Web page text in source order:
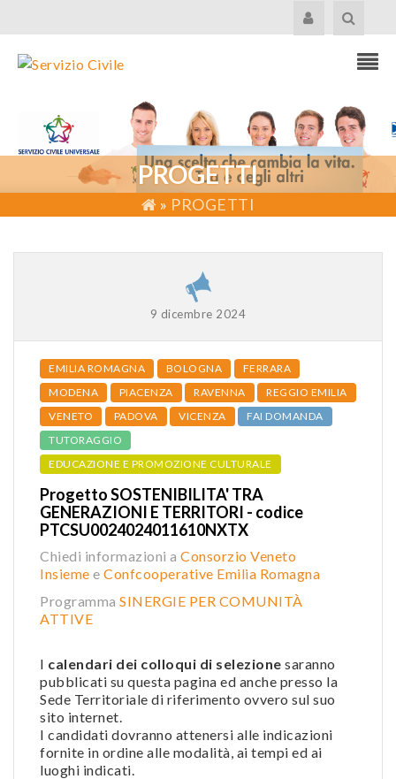
PROGETTI
» PROGETTI
9 dicembre 2024
EMILIA ROMAGNA BOLOGNA
FERRARA
MODENA
PIACENZA RAVENNA
REGGIO EMILIA
VENETO
PADOVA VICENZA
FAI DOMANDA
TUTORAGGIO
EDUCAZIONE E PROMOZIONE CULTURALE
Progetto SOSTENIBILITA' TRA
GENERAZIONI E TERRITORI - codice
PTCSU0024024011610NXTX
Chiedi informazioni a Consorzio Veneto
Insieme e Confcooperative Emilia Romagna
Programma SINERGIE PER COMUNITÀ
ATTIVE
I calendari dei colloqui di selezione saranno
pubblicati su questa pagina ed anche presso la
Sede Territoriale di riferimento ovvero sul suo
sito internet.
I candidati dovranno attenersi alle indicazioni
fornite in ordine alle modalità, ai tempi ed ai
luoghi indicati.